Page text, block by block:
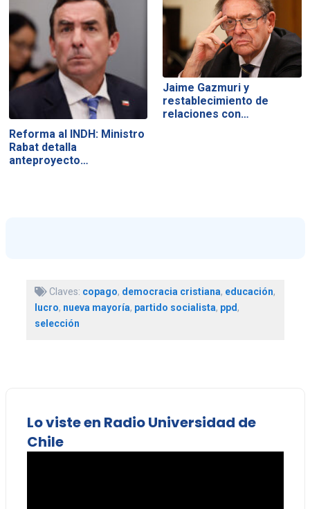
Reforma al INDH: Ministro
Rabat detalla
anteproyecto…
Jaime Gazmuri y
restablecimiento de
relaciones con…
Claves: copago, democracia cristiana, educación,
lucro, nueva mayoría, partido socialista, ppd,
selección
Lo viste en Radio Universidad de
Chile